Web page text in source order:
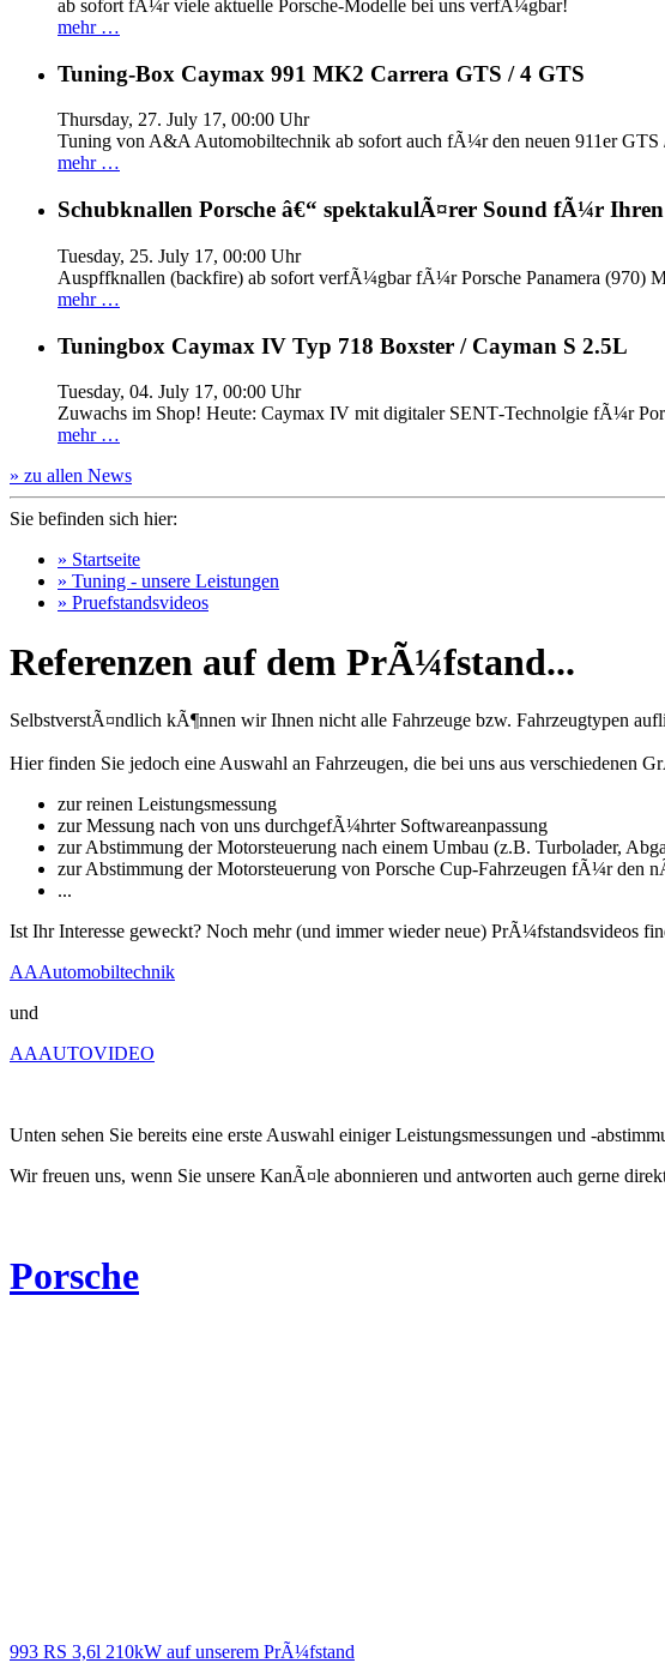
ab sofort fÃ¼r viele aktuelle Porsche-Modelle bei uns verfÃ¼gbar!
mehr …
Tuning-Box Caymax 991 MK2 Carrera GTS / 4 GTS
Thursday, 27. July 17, 00:00 Uhr
Tuning von A&A Automobiltechnik ab sofort auch fÃ¼r den neuen 911er GTS
mehr …
Schubknallen Porsche â€“ spektakulÃ¤rer Sound fÃ¼r Ihren
Tuesday, 25. July 17, 00:00 Uhr
Auspffknallen (backfire) ab sofort verfÃ¼gbar fÃ¼r Porsche Panamera
mehr …
Tuningbox Caymax IV Typ 718 Boxster / Cayman S 2.5L
Tuesday, 04. July 17, 00:00 Uhr
Zuwachs im Shop! Heute: Caymax IV mit digitaler SENT‐Technolgie fÃ¼r
mehr …
» zu allen News
Sie befinden sich hier:
» Startseite
» Tuning - unsere Leistungen
» Pruefstandsvideos
Referenzen auf dem PrÃ¼fstand...
SelbstverstÃ¤ndlich kÃ¶nnen wir Ihnen nicht alle Fahrzeuge bzw. Fahrzeugtypen
Hier finden Sie jedoch eine Auswahl an Fahrzeugen, die bei uns aus verschiedenen
zur reinen Leistungsmessung
zur Messung nach von uns durchgefÃ¼hrter Softwareanpassung
zur Abstimmung der Motorsteuerung nach einem Umbau (z.B. Turbolader,
zur Abstimmung der Motorsteuerung von Porsche Cup-Fahrzeugen fÃ¼r den
...
Ist Ihr Interesse geweckt? Noch mehr (und immer wieder neue) PrÃ¼fstandsvideos
AAAutomobiltechnik
und
AAAUTOVIDEO
Unten sehen Sie bereits eine erste Auswahl einiger Leistungsmessungen und -
Wir freuen uns, wenn Sie unsere KanÃ¤le abonnieren und antworten auch gerne
Porsche
993 RS 3,6l 210kW auf unserem PrÃ¼fstand